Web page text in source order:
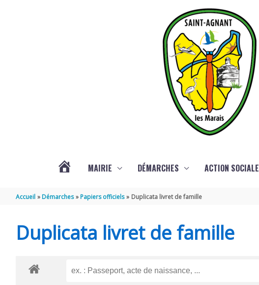
MAIRIE DÉMARCHES ACTION SOCIALE
Accueil Démarches Papiers officiels Duplicata livret de famille
Duplicata livret de famille